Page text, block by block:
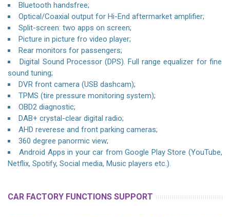
Bluetooth handsfree;
Optical/Coaxial output for Hi-End aftermarket amplifier;
Split-screen: two apps on screen;
Picture in picture fro video player;
Rear monitors for passengers;
Digital Sound Processor (DPS). Full range equalizer for fine
sound tuning;
DVR front camera (USB dashcam);
TPMS (tire pressure monitoring system);
OBD2 diagnostic;
DAB+ crystal-clear digital radio;
AHD reverese and front parking cameras;
360 degree panormic view;
Android Apps in your car from Google Play Store (YouTube,
Netflix, Spotify, Social media, Music players etc.).
CAR FACTORY FUNCTIONS SUPPORT